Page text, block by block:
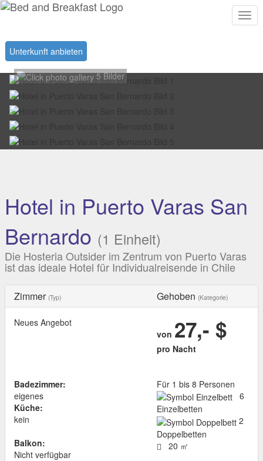
Unterkunft anbieten
5 Bilder
Hotel in Puerto Varas San
Bernardo (1 Einheit)
Die Hosteria Outsider im Zentrum von Puerto Varas
ist das ideale Hotel für Individualreisende in Chile
Zimmer (Typ) Gehoben (Kategorie)
Neues Angebot
von 27,- $
pro Nacht
Badezimmer:
eigenes
Küche:
kein
Balkon:
Nicht verfügbar
Für 1 bis 8 Personen
6
Einzelbetten
2
Doppelbetten
20 ㎡